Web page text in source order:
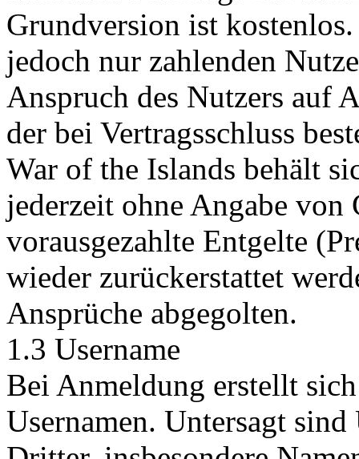
Grundversion ist
jedoch nur zahlenden
Anspruch des Nutzers auf
der bei Vertragsschluss
War of the Islands behält
jederzeit ohne Angabe
vorausgezahlte Entgelte
wieder zurückerstattet
Ansprüche abgegolten.
1.3 Username
Bei Anmeldung erstellt
Usernamen. Untersagt